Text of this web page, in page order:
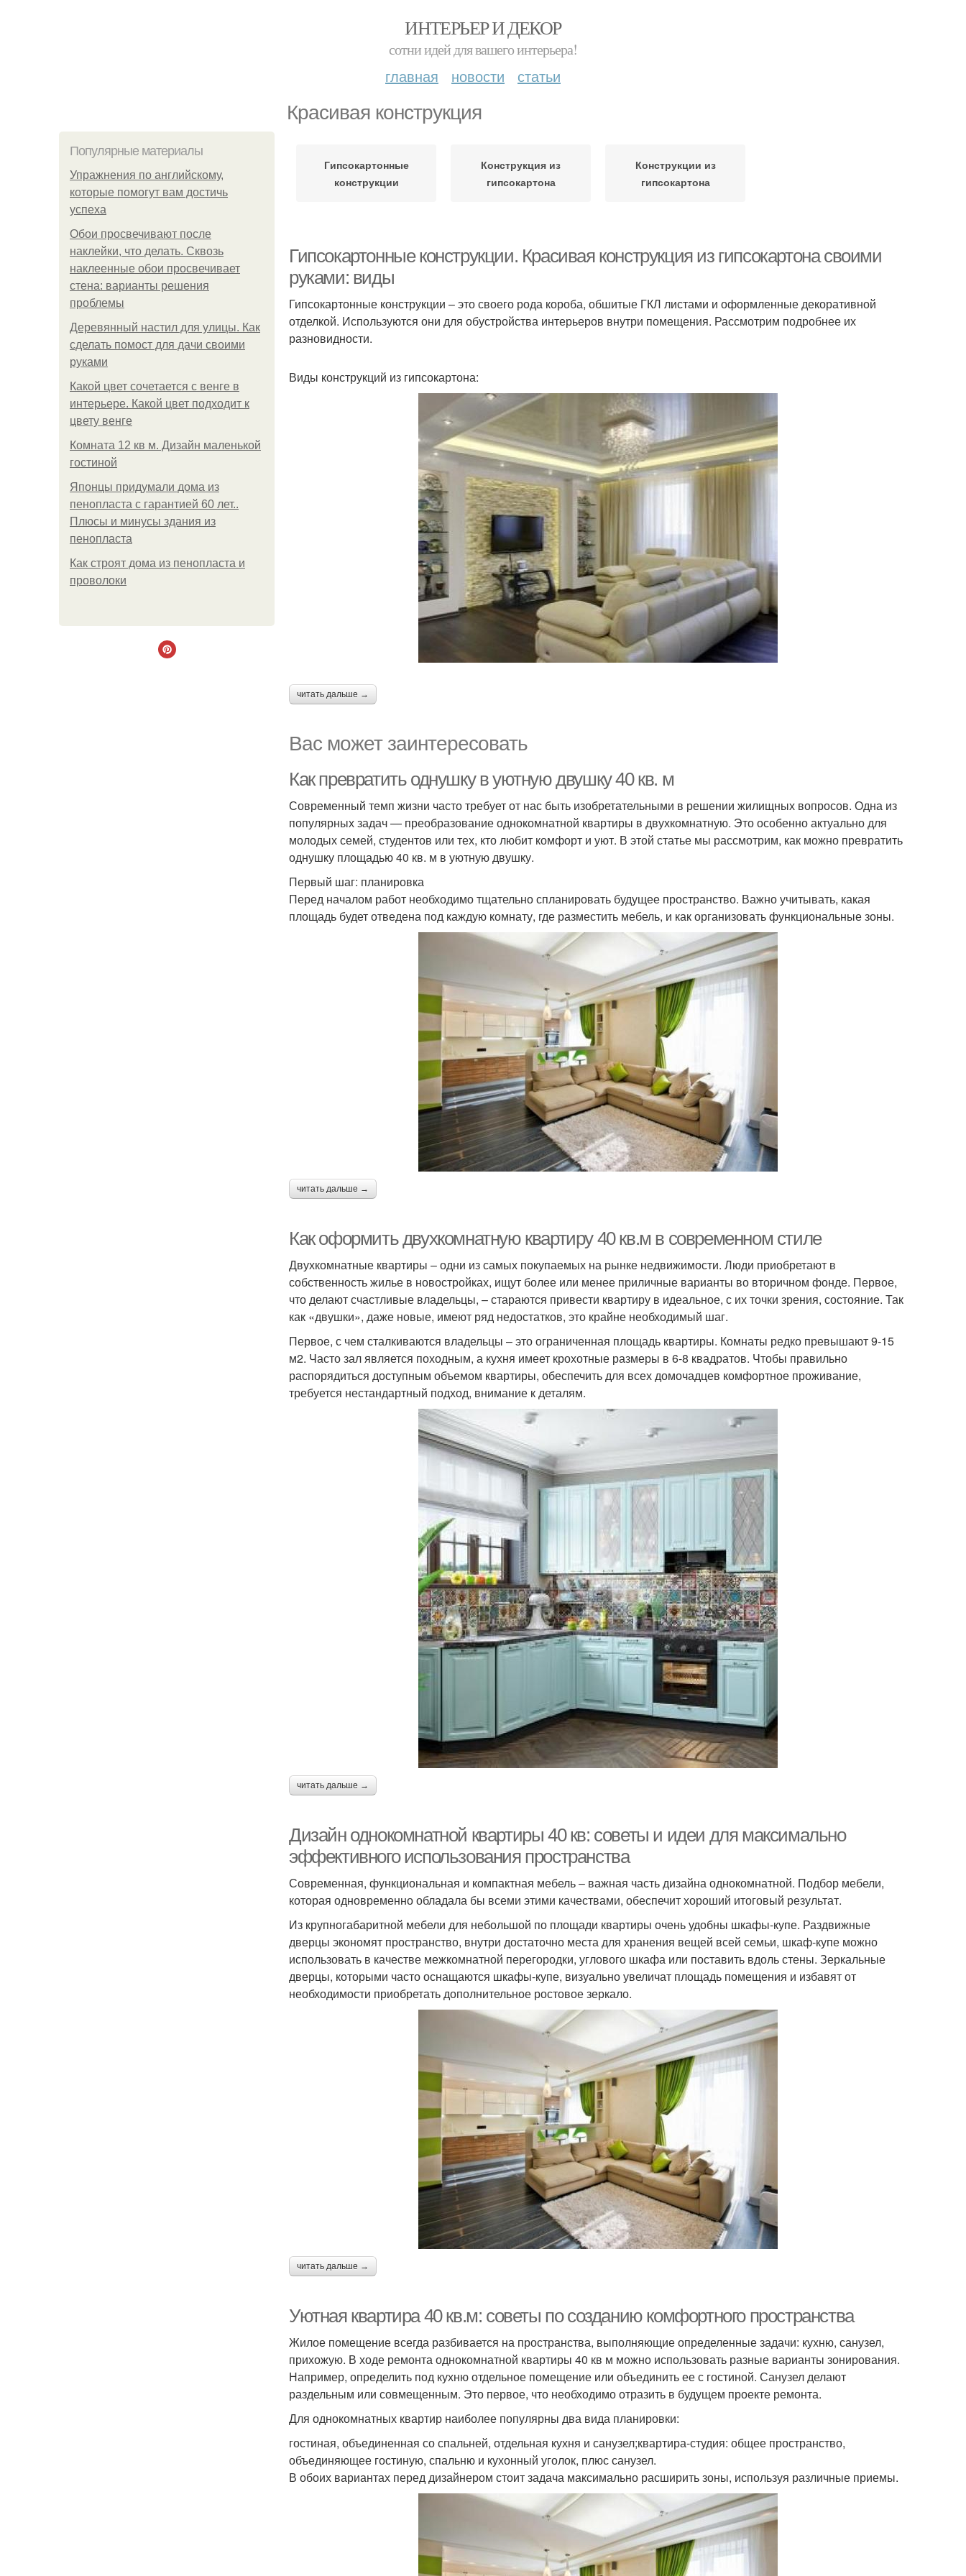
ИНТЕРЬЕР И ДЕКОР
сотни идей для вашего интерьера!
главная новости статьи
Красивая конструкция
Популярные материалы
Упражнения по английскому,
которые помогут вам достичь
успеха
Обои просвечивают после
наклейки, что делать. Сквозь
наклеенные обои просвечивает
стена: варианты решения
проблемы
Деревянный настил для улицы. Как
сделать помост для дачи своими
руками
Какой цвет сочетается с венге в
интерьере. Какой цвет подходит к
цвету венге
Комната 12 кв м. Дизайн маленькой
гостиной
Японцы придумали дома из
пенопласта с гарантией 60 лет..
Плюсы и минусы здания из
пенопласта
Как строят дома из пенопласта и
проволоки
Гипсокартонные
конструкции
Конструкция из
гипсокартона
Конструкции из
гипсокартона
Гипсокартонные конструкции. Красивая конструкция из гипсокартона своими
руками: виды
Гипсокартонные конструкции – это своего рода короба, обшитые ГКЛ листами и оформленные декоративной
отделкой. Используются они для обустройства интерьеров внутри помещения. Рассмотрим подробнее их
разновидности.
Виды конструкций из гипсокартона:
читать дальше →
Вас может заинтересовать
Как превратить однушку в уютную двушку 40 кв. м
Современный темп жизни часто требует от нас быть изобретательными в решении жилищных вопросов. Одна из
популярных задач — преобразование однокомнатной квартиры в двухкомнатную. Это особенно актуально для
молодых семей, студентов или тех, кто любит комфорт и уют. В этой статье мы рассмотрим, как можно превратить
однушку площадью 40 кв. м в уютную двушку.
Первый шаг: планировка
Перед началом работ необходимо тщательно спланировать будущее пространство. Важно учитывать, какая
площадь будет отведена под каждую комнату, где разместить мебель, и как организовать функциональные зоны.
читать дальше →
Как оформить двухкомнатную квартиру 40 кв.м в современном стиле
Двухкомнатные квартиры – одни из самых покупаемых на рынке недвижимости. Люди приобретают в
собственность жилье в новостройках, ищут более или менее приличные варианты во вторичном фонде. Первое,
что делают счастливые владельцы, – стараются привести квартиру в идеальное, с их точки зрения, состояние. Так
как «двушки», даже новые, имеют ряд недостатков, это крайне необходимый шаг.
Первое, с чем сталкиваются владельцы – это ограниченная площадь квартиры. Комнаты редко превышают 9-15
м2. Часто зал является походным, а кухня имеет крохотные размеры в 6-8 квадратов. Чтобы правильно
распорядиться доступным объемом квартиры, обеспечить для всех домочадцев комфортное проживание,
требуется нестандартный подход, внимание к деталям.
читать дальше →
Дизайн однокомнатной квартиры 40 кв: советы и идеи для максимально
эффективного использования пространства
Современная, функциональная и компактная мебель – важная часть дизайна однокомнатной. Подбор мебели,
которая одновременно обладала бы всеми этими качествами, обеспечит хороший итоговый результат.
Из крупногабаритной мебели для небольшой по площади квартиры очень удобны шкафы-купе. Раздвижные
дверцы экономят пространство, внутри достаточно места для хранения вещей всей семьи, шкаф-купе можно
использовать в качестве межкомнатной перегородки, углового шкафа или поставить вдоль стены. Зеркальные
дверцы, которыми часто оснащаются шкафы-купе, визуально увеличат площадь помещения и избавят от
необходимости приобретать дополнительное ростовое зеркало.
читать дальше →
Уютная квартира 40 кв.м: советы по созданию комфортного пространства
Жилое помещение всегда разбивается на пространства, выполняющие определенные задачи: кухню, санузел,
прихожую. В ходе ремонта однокомнатной квартиры 40 кв м можно использовать разные варианты зонирования.
Например, определить под кухню отдельное помещение или объединить ее с гостиной. Санузел делают
раздельным или совмещенным. Это первое, что необходимо отразить в будущем проекте ремонта.
Для однокомнатных квартир наиболее популярны два вида планировки:
гостиная, объединенная со спальней, отдельная кухня и санузел;квартира-студия: общее пространство,
объединяющее гостиную, спальню и кухонный уголок, плюс санузел.
В обоих вариантах перед дизайнером стоит задача максимально расширить зоны, используя различные приемы.